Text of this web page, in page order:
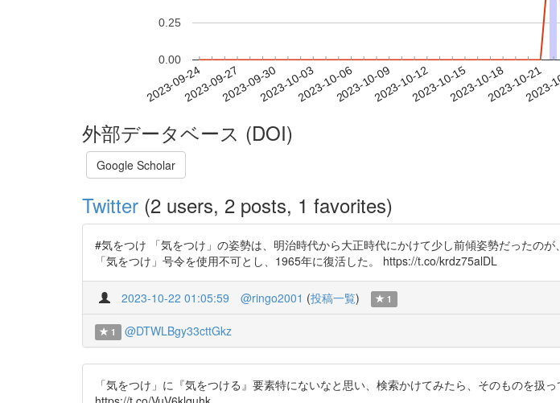
2023-09-242023-09-272023-09-302023-10-032023-10-062023-10-092023-10-122023-10-152023-10-182023-10-21
0.00
0.25
外部データベース (DOI)
Google Scholar
Twitter (2 users, 2 posts, 1 favorites)
#気をつけ 「気をつけ」の姿勢は、明治時代から大正時代にかけて少し前傾姿勢だったの
「気をつけ」号令を使用不可とし、1965年に復活した。 https://t.co/krdz75alDL
2023-10-22 01:05:59 @ringo2001 (投稿一覧) 1
1 @DTWLBgy33cttGkz
「気をつけ」に『気をつける』要素特にないなと思い、検索かけてみたら、そのものを扱